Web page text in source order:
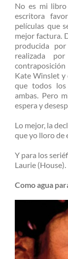
No es mi
escritora
películas que
mejor factura.
producida
realizada
Kate Winslet y
que todos
ambas. Pero
espera y
Lo mejor, la
que yo lloro de
Y para los
Laurie (House).
Como agua